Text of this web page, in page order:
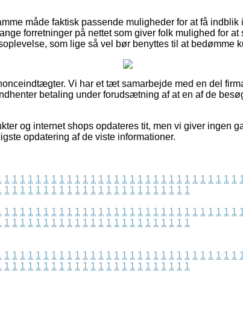
måde faktisk passende muligheder for at få indblik
forretninger på nettet som giver folk mulighed for
som lige så vel bør benyttes til at bedømme
Vi har et tæt samarbejde med en del
betaling under forudsætning af at en af de
og internet shops opdateres tit, men vi giver ingen
opdatering af de viste informationer.
1 1 1 1 1 1 1 1 1 1 1 1 1 1 1 1 1 1 1 1 1 1 1 1 1 1 1 1 1 1
1 1 1 1 1 1 1 1 1 1 1 1 1 1 1 1 1 1 1 1 1 1 1 1
1 1 1 1 1 1 1 1 1 1 1 1 1 1 1 1 1 1 1 1 1 1 1 1 1 1 1 1 1 1
1 1 1 1 1 1 1 1 1 1 1 1 1 1 1 1 1 1 1 1 1 1 1 1
1 1 1 1 1 1 1 1 1 1 1 1 1 1 1 1 1 1 1 1 1 1 1 1 1 1 1 1 1 1
1 1 1 1 1 1 1 1 1 1 1 1 1 1 1 1 1 1 1 1 1 1 1 1